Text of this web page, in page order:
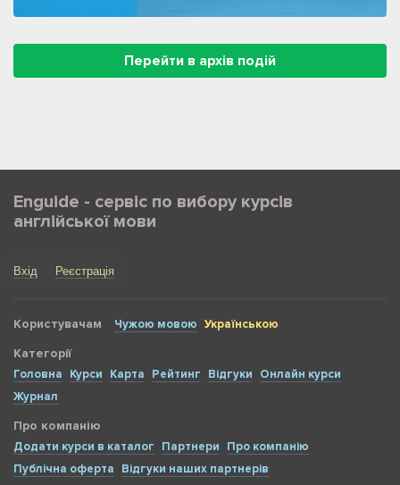
Перейти в архів подій
Enguide - сервіс по вибору курсів
англійської мови
Вхід Реєстрація
Користувачам Чужою мовою Українською
Категорії
Головна Курси Карта Рейтинг Відгуки
Онлайн курси
Журнал
Про компанію
Додати курси в каталог Партнери
Про компанію
Публічна оферта
Відгуки наших партнерів